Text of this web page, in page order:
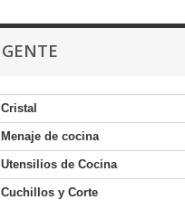
GENTE
Cristal
Menaje de cocina
Utensilios de Cocina
Cuchillos y Corte